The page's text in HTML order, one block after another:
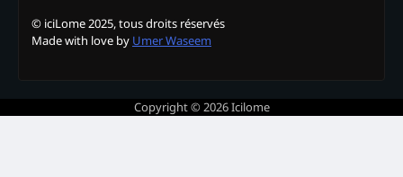
© iciLome 2025, tous droits réservés
Made with love by Umer Waseem
Copyright © 2026Icilome